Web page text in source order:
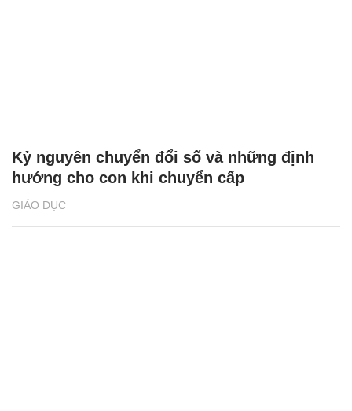
GIÁO DỤC
Kỷ nguyên chuyển đổi số và những định
hướng cho con khi chuyển cấp